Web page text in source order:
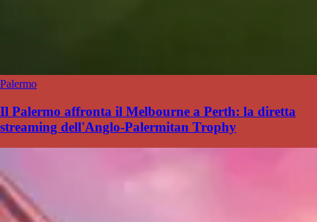
Palermo
Il Palermo affronta il Melbourne a Perth: la diretta
streaming dell'Anglo-Palermitan Trophy